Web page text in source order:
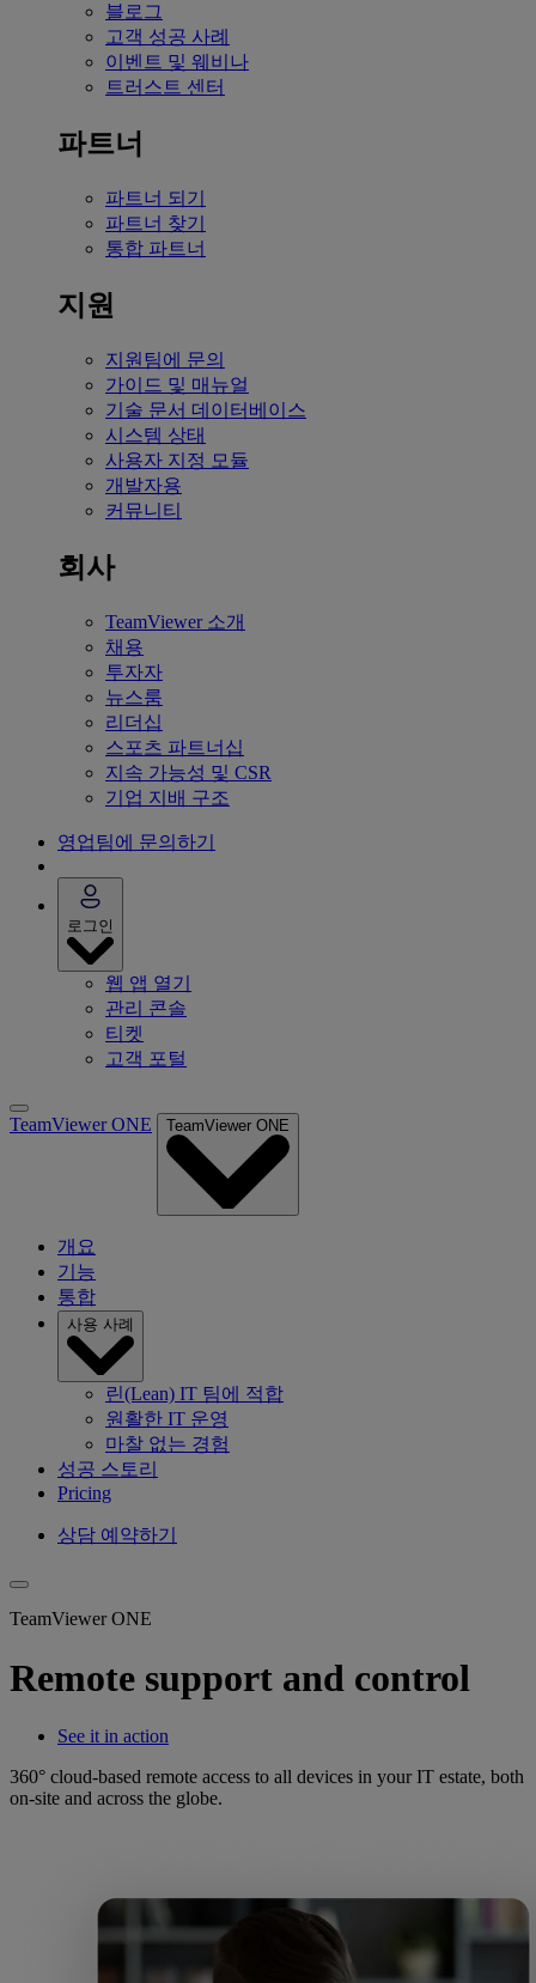
블로그
고객 성공 사례
이벤트 및 웨비나
트러스트 센터
파트너
파트너 되기
파트너 찾기
통합 파트너
지원
지원팀에 문의
가이드 및 매뉴얼
기술 문서 데이터베이스
시스템 상태
사용자 지정 모듈
개발자용
커뮤니티
회사
TeamViewer 소개
채용
투자자
뉴스룸
리더십
스포츠 파트너십
지속 가능성 및 CSR
기업 지배 구조
영업팀에 문의하기
로그인
웹 앱 열기
관리 콘솔
티켓
고객 포털
TeamViewer ONE TeamViewer ONE
개요
기능
통합
사용 사례
린(Lean) IT 팀에 적합
원활한 IT 운영
마찰 없는 경험
성공 스토리
Pricing
상담 예약하기
TeamViewer ONE
Remote support and control
See it in action
360° cloud-based remote access to all devices in your IT estate, both
on-site and across the globe.